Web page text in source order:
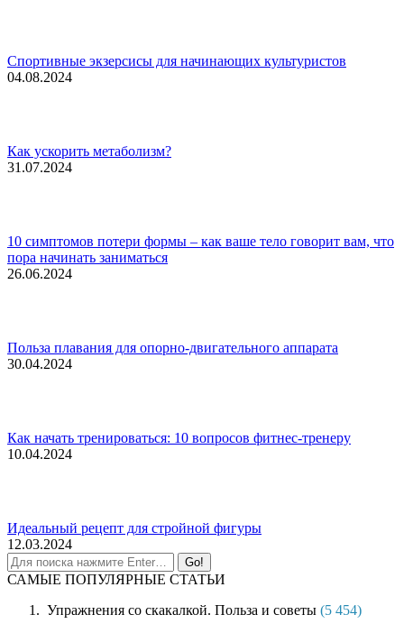
Спортивные экзерсисы для начинающих культуристов
04.08.2024
Как ускорить метаболизм?
31.07.2024
10 симптомов потери формы – как ваше тело говорит вам, что
пора начинать заниматься
26.06.2024
Польза плавания для опорно-двигательного аппарата
30.04.2024
Как начать тренироваться: 10 вопросов фитнес-тренеру
10.04.2024
Идеальный рецепт для стройной фигуры
12.03.2024
САМЫЕ ПОПУЛЯРНЫЕ СТАТЬИ
Упражнения со скакалкой. Польза и советы (5 454)